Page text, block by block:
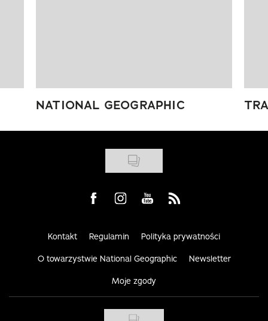
NATIONAL GEOGRAPHIC
Visit us on Facebook
Visit us on Instagram
Visit us on Youtube
Visit us on Rss
Kontakt Regulamin Polityka prywatności
O towarzystwie National Geographic Newsletter
Moje zgody